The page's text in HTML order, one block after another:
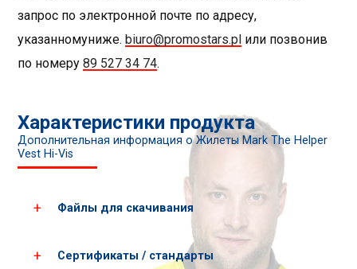
запрос по электронной почте по адресу,
указанномуниже.biuro@promostars.pl или позвонив
по номеру89 527 34 74.
Характеристики продукта
Дополнительная информация о Жилеты Mark The Helper
Vest Hi-Vis
Файлы для скачивания
Загрузить все фотографии продукта
Сертификаты / стандарты